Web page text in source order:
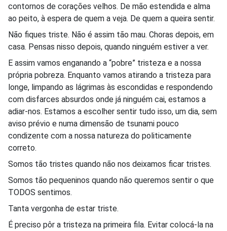
contornos de corações velhos. De mão estendida e alma
ao peito, à espera de quem a veja. De quem a queira sentir.
Não fiques triste. Não é assim tão mau. Choras depois, em
casa. Pensas nisso depois, quando ninguém estiver a ver.
E assim vamos enganando a “pobre” tristeza e a nossa
própria pobreza. Enquanto vamos atirando a tristeza para
longe, limpando as lágrimas às escondidas e respondendo
com disfarces absurdos onde já ninguém cai, estamos a
adiar-nos. Estamos a escolher sentir tudo isso, um dia, sem
aviso prévio e numa dimensão de tsunami pouco
condizente com a nossa natureza do politicamente
correto.
Somos tão tristes quando não nos deixamos ficar tristes.
Somos tão pequeninos quando não queremos sentir o que
TODOS sentimos.
Tanta vergonha de estar triste.
É preciso pôr a tristeza na primeira fila. Evitar colocá-la na